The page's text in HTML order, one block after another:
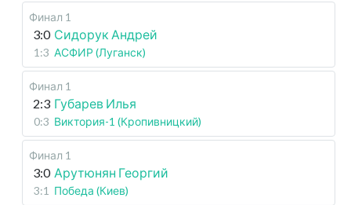
Финал 1
3:0 Сидорук Андрей
1:3 АСФИР (Луганск)
Финал 1
2:3 Губарев Илья
0:3 Виктория-1 (Кропивницкий)
Финал 1
3:0 Арутюнян Георгий
3:1 Победа (Киев)